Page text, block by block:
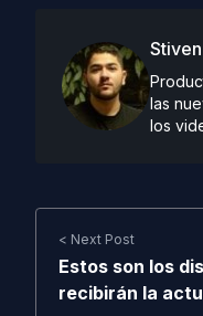
las
los
< Next Post
Estos son los
recibirán la